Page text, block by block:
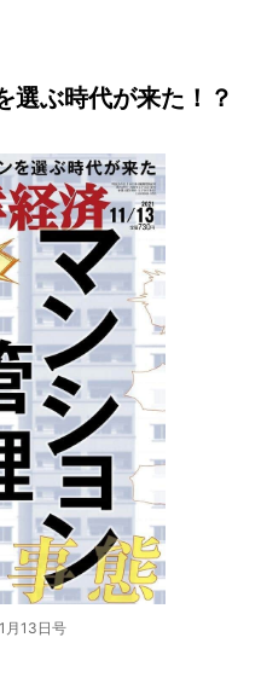
選ぶ時代が来た！？
月13日号